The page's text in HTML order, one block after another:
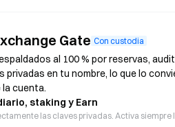
Gate Con custodia
al 100 % por reservas,
privadas en tu nombre, lo que lo
la cuenta.
staking y Earn
las claves privadas. Activa